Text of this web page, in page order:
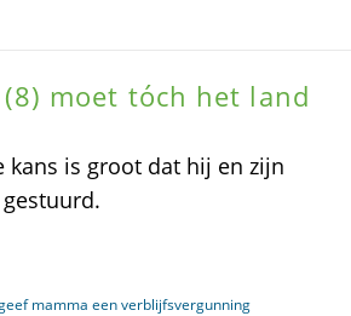
moet tóch het land
kans is groot dat hij en zijn
mamma een verblijfsvergunning